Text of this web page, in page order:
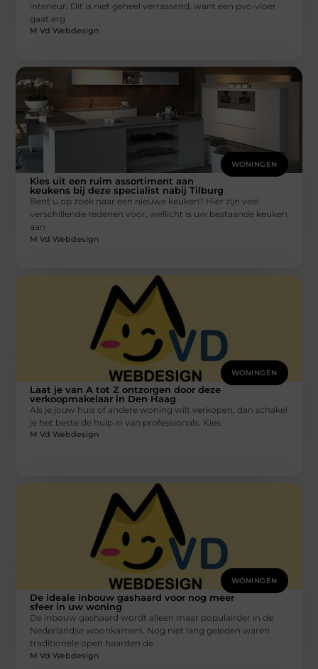
interieur. Dit is niet geheel verrassend, want een pvc-vloer
gaat erg
M Vd Webdesign
WONINGEN
Kies uit een ruim assortiment aan
keukens bij deze specialist nabij Tilburg
Bent u op zoek naar een nieuwe keuken? Hier zijn veel
verschillende redenen voor, wellicht is uw bestaande keuken
aan
M Vd Webdesign
WONINGEN
Laat je van A tot Z ontzorgen door deze
verkoopmakelaar in Den Haag
Als je jouw huis of andere woning wilt verkopen, dan schakel
je het beste de hulp in van professionals. Kies
M Vd Webdesign
WONINGEN
De ideale inbouw gashaard voor nog meer
sfeer in uw woning
De inbouw gashaard wordt alleen maar populairder in de
Nederlandse woonkamers. Nog niet lang geleden waren
traditionele open haarden de
M Vd Webdesign